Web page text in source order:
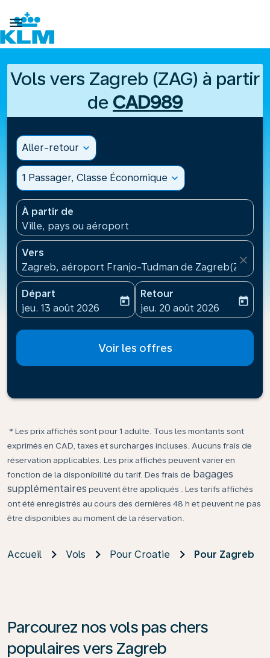

Vols vers Zagreb (ZAG) à partir
de CAD989
Aller-retour expand_more
1 Passager, Classe Économique expand_more
À partir de
Ville, pays ou aéroport
Vers
Zagreb, aéroport Franjo-Tudman de Zagreb(ZAG),
close
Départ
fc-booking-departure-date-aria-label
jeu. 13 août 2026
today
Retour
fc-booking-return-date-
jeu. 20 août 2026
today
Voir les offres
* Les prix affichés sont pour 1 adulte. Tous les montants sont
exprimés en CAD, taxes et surcharges incluses. Aucuns frais de
réservation applicables. Les prix affichés peuvent varier en
fonction de la disponibilité du tarif. Des frais de bagages
supplémentaires peuvent être appliqués . Les tarifs affichés
ont été enregistrés au cours des dernières 48 h et peuvent ne pas
être disponibles au moment de la réservation.
Accueil Vols Pour Croatie Pour Zagreb
Parcourez nos vols pas chers
populaires vers Zagreb